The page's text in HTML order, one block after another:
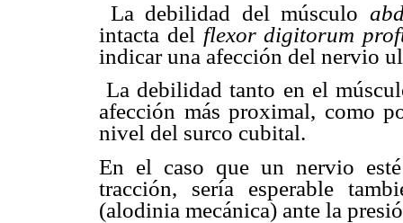
 La debilidad del músculo
intacta del flexor digitorum
indicar una afección del nervio
 La debilidad tanto en el
afección más proximal, como
nivel del surco cubital.
En el caso que un nervio
tracción, sería esperable
(alodinia mecánica) ante la